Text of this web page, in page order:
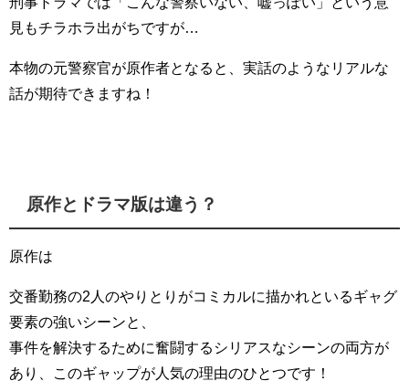
見もチラホラ出がちですが…
本物の元警察官が原作者となると、実話のようなリアルな
話が期待できますね！
原作とドラマ版は違う？
原作は
交番勤務の2人のやりとりがコミカルに描かれといるギャグ
要素の強いシーンと、
事件を解決するために奮闘するシリアスなシーンの両方が
あり、このギャップが人気の理由のひとつです！